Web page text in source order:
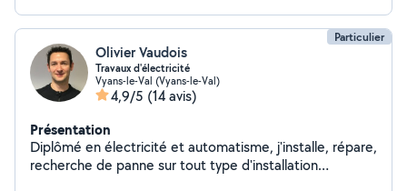
Particulier
Olivier Vaudois
Travaux d'électricité
Vyans-le-Val (Vyans-le-Val)
4,9/5 (14 avis)
Présentation
Diplômé en électricité et automatisme, j'installe, répare,
recherche de panne sur tout type d'installation